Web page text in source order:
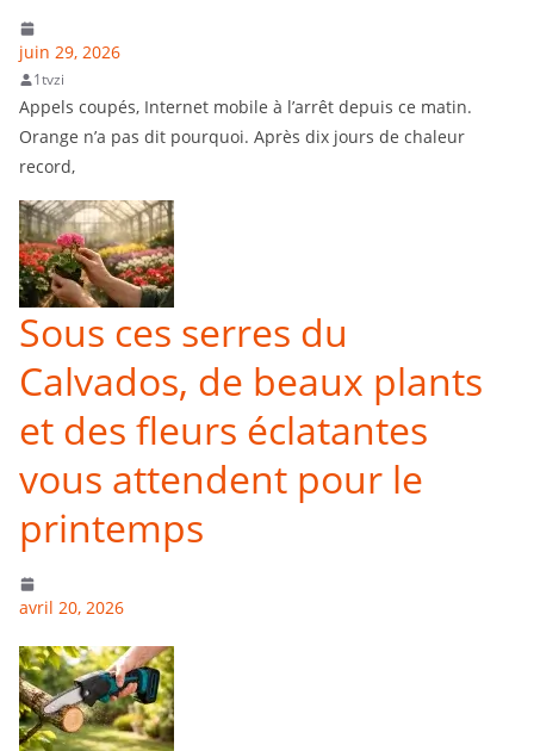
juin 29, 2026
1tvzi
Appels coupés, Internet mobile à l’arrêt depuis ce matin.
Orange n’a pas dit pourquoi. Après dix jours de chaleur
record,
Sous ces serres du
Calvados, de beaux plants
et des fleurs éclatantes
vous attendent pour le
printemps
avril 20, 2026